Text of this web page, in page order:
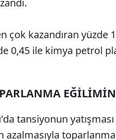
çok kazandıran yüzde
0,45 ile kimya petrol
tansiyonun
azalmasıyla